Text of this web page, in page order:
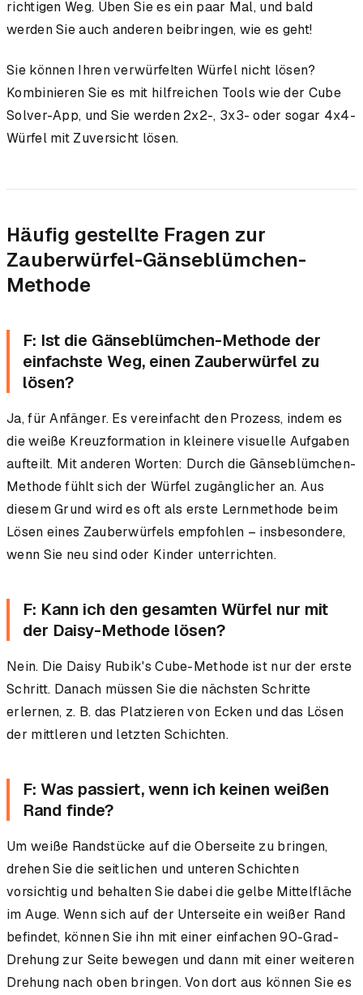
richtigen Weg. Üben Sie es ein paar Mal, und bald
werden Sie auch anderen beibringen, wie es geht!
Sie können Ihren verwürfelten Würfel nicht lösen?
Kombinieren Sie es mit hilfreichen Tools wie der Cube
Solver-App, und Sie werden 2x2-, 3x3- oder sogar 4x4-
Würfel mit Zuversicht lösen.
Häufig gestellte Fragen zur
Zauberwürfel-Gänseblümchen-
Methode
F: Ist die Gänseblümchen-Methode der
einfachste Weg, einen Zauberwürfel zu
lösen?
Ja, für Anfänger. Es vereinfacht den Prozess, indem es
die weiße Kreuzformation in kleinere visuelle Aufgaben
aufteilt. Mit anderen Worten: Durch die Gänseblümchen-
Methode fühlt sich der Würfel zugänglicher an. Aus
diesem Grund wird es oft als erste Lernmethode beim
Lösen eines Zauberwürfels empfohlen – insbesondere,
wenn Sie neu sind oder Kinder unterrichten.
F: Kann ich den gesamten Würfel nur mit
der Daisy-Methode lösen?
Nein. Die Daisy Rubik's Cube-Methode ist nur der erste
Schritt. Danach müssen Sie die nächsten Schritte
erlernen, z. B. das Platzieren von Ecken und das Lösen
der mittleren und letzten Schichten.
F: Was passiert, wenn ich keinen weißen
Rand finde?
Um weiße Randstücke auf die Oberseite zu bringen,
drehen Sie die seitlichen und unteren Schichten
vorsichtig und behalten Sie dabei die gelbe Mittelfläche
im Auge. Wenn sich auf der Unterseite ein weißer Rand
befindet, können Sie ihn mit einer einfachen 90-Grad-
Drehung zur Seite bewegen und dann mit einer weiteren
Drehung nach oben bringen. Von dort aus können Sie es